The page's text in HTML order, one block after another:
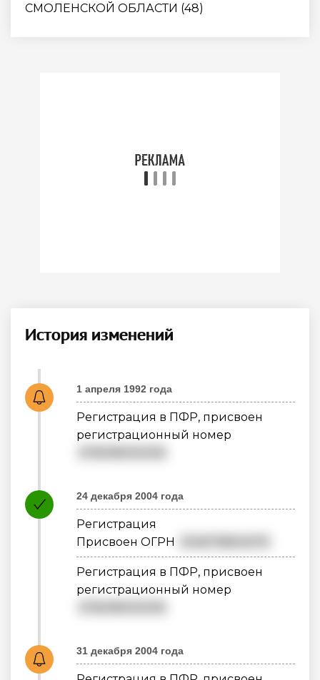
СМОЛЕНСКОЙ ОБЛАСТИ (48)
История изменений
1 апреля 1992 года
Регистрация в ПФР, присвоен
регистрационный номер
24 декабря 2004 года
Регистрация
Присвоен ОГРН
Регистрация в ПФР, присвоен
регистрационный номер
31 декабря 2004 года